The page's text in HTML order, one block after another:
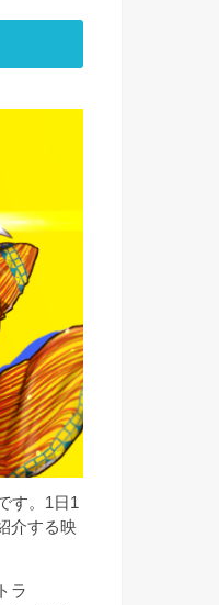
す。1日1
介する映
ラ